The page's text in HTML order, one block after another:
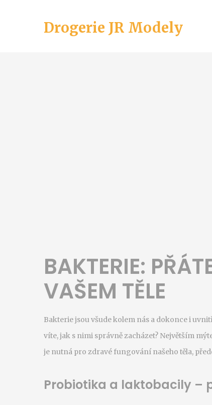
Drogerie JR Modely
BAKTERIE:
VAŠEM TĚLE
Bakterie jsou všude kolem nás a dokonce i
víte, jak s nimi správně zacházet? Největším
je nutná pro zdravé fungování našeho těla,
Probiotika a laktobacily –